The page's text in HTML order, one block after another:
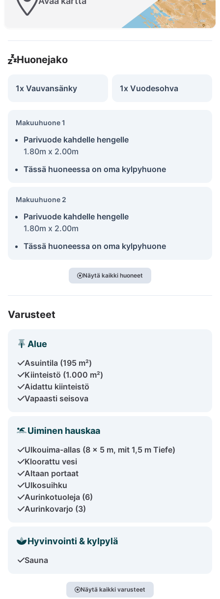
Huonejako
1x Vauvansänky 1x Vuodesohva
Makuuhuone 1
Parivuode kahdelle hengelle
1.80m x 2.00m
Tässä huoneessa on oma kylpyhuone
Makuuhuone 2
Parivuode kahdelle hengelle
1.80m x 2.00m
Tässä huoneessa on oma kylpyhuone
Näytä kaikki huoneet
Varusteet
Alue
Asuintila (195 m²)
Kiinteistö (1.000 m²)
Aidattu kiinteistö
Vapaasti seisova
Uiminen hauskaa
Ulkouima-allas (8 x 5 m, mit 1,5 m Tiefe)
Kloorattu vesi
Altaan portaat
Ulkosuihku
Aurinkotuoleja (6)
Aurinkovarjo (3)
Hyvinvointi & kylpylä
Sauna
Näytä kaikki varusteet